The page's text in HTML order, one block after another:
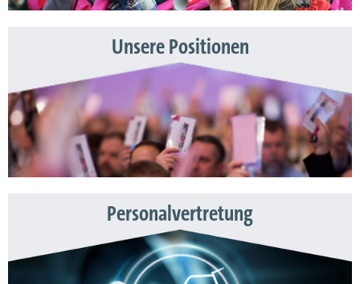
Unsere Positionen
Personalvertretung